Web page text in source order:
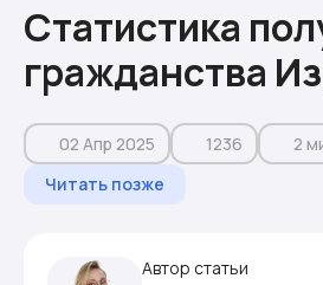
Статистика
гражданства
Читать позже
02 Апр 2025 1236 2
Автор статьи